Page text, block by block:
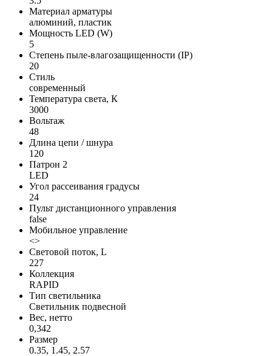
Материал арматуры
алюминий, пластик
Мощность LED (W)
5
Степень пыле-влагозащищенности (IP)
20
Стиль
современный
Температура света, К
3000
Вольтаж
48
Длина цепи / шнура
120
Патрон 2
LED
Угол рассеивания градусы
24
Пульт дистанционного управления
false
Мобильное управление
<>
Световой поток, L
227
Коллекция
RAPID
Тип светильника
Светильник подвесной
Вес, нетто
0,342
Размер
0.35, 1.45, 2.57